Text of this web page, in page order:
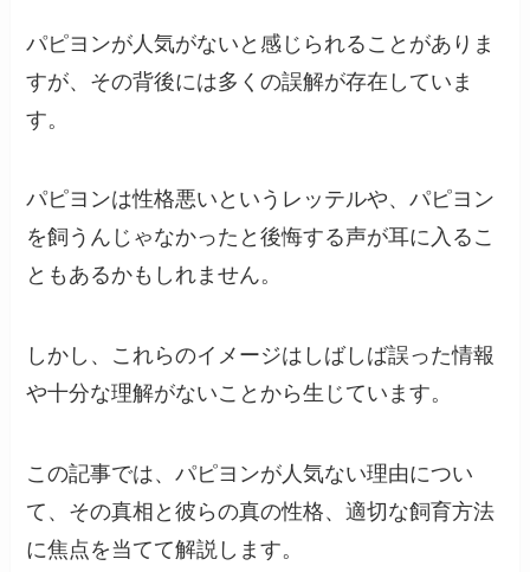
パピヨンが人気がないと感じられることがありま
すが、その背後には多くの誤解が存在していま
す。
パピヨンは性格悪いというレッテルや、パピヨン
を飼うんじゃなかったと後悔する声が耳に入るこ
ともあるかもしれません。
しかし、これらのイメージはしばしば誤った情報
や十分な理解がないことから生じています。
この記事では、パピヨンが人気ない理由につい
て、その真相と彼らの真の性格、適切な飼育方法
に焦点を当てて解説します。